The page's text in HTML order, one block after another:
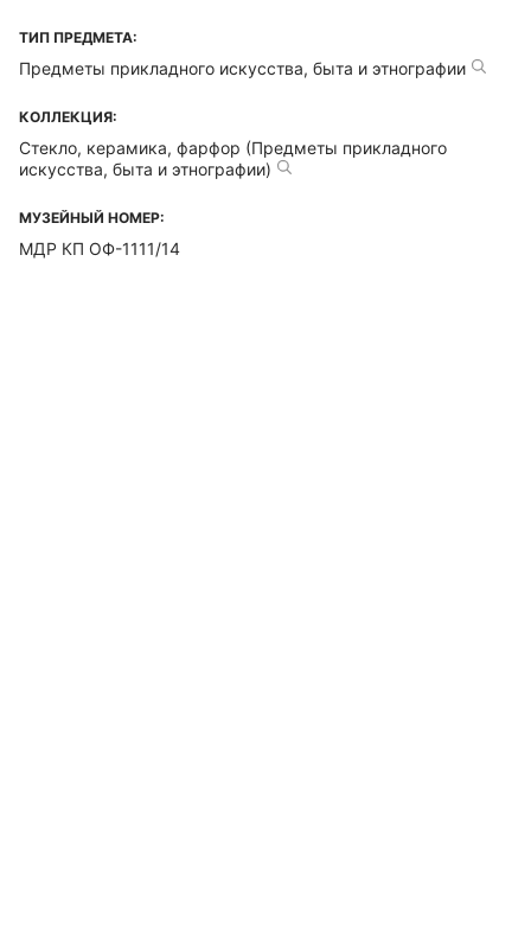
ТИП ПРЕДМЕТА:
Предметы прикладного искусства, быта и этнографии
КОЛЛЕКЦИЯ:
Стекло, керамика, фарфор (Предметы прикладного
искусства, быта и этнографии)
МУЗЕЙНЫЙ НОМЕР:
МДР КП ОФ-1111/14